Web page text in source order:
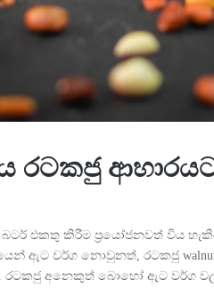
රටකජු
එකතු කිරීම ප්‍රයෝජනවත් විය
ඇට වර්ග නොවුනත්, රටකජු
රටකජු අනෙකුත් බොහෝ ඇට වර්ග